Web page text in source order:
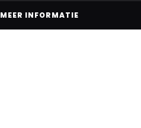
MEER INFORMATIE